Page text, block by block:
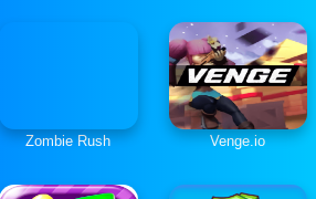
Zombie Rush Venge.io